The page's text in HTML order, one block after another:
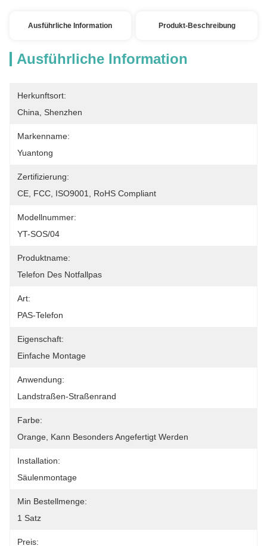
Ausführliche Information Produkt-Beschreibung
Ausführliche Information
Herkunftsort:
China, Shenzhen
Markenname:
Yuantong
Zertifizierung:
CE, FCC, ISO9001, RoHS Compliant
Modellnummer:
YT-SOS/04
Produktname:
Telefon Des Notfallpas
Art:
PAS-Telefon
Eigenschaft:
Einfache Montage
Anwendung:
Landstraßen-Straßenrand
Farbe:
Orange, Kann Besonders Angefertigt Werden
Installation:
Säulenmontage
Min Bestellmenge:
1 Satz
Preis: